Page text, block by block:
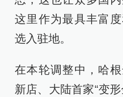
这里作为最具丰富
选入驻地。
在本轮调整中，哈
新店、大陆首家“变